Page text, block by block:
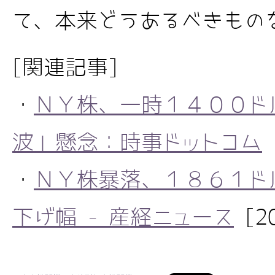
て、本来どうあるべきもの
[関連記事]
・
ＮＹ株、一時１４００
波」懸念：時事ドットコム
・
ＮＹ株暴落、１８６１
下げ幅 - 産経ニュース